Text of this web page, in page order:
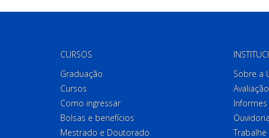
CURSOS
Graduação
Cursos
Como ingressar
Bolsas e benefícios
Mestrado e Doutorado
Sobre a